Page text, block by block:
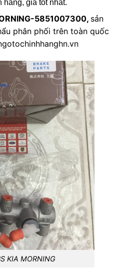
hãng, giá tốt nhất.
5851007300, sản
phân phối trên toàn quốc
KIA MORNING